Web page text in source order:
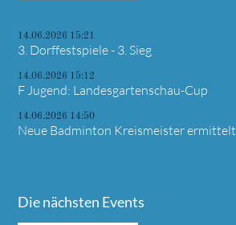
14.06.2026 15:21
3. Dorffestspiele - 3. Sieg
14.06.2026 15:12
F Jugend: Landesgartenschau-Cup
14.06.2026 14:50
Neue Badminton Kreismeister ermittelt
Die nächsten Events